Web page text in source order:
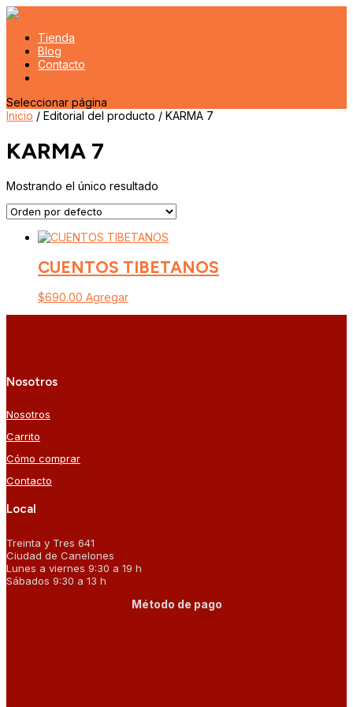
Tienda
Blog
Contacto
Seleccionar página
Inicio / Editorial del producto / KARMA 7
KARMA 7
Mostrando el único resultado
CUENTOS TIBETANOS
$690.00 Agregar
Nosotros
Nosotros
Carrito
Cómo comprar
Contacto
Local
Treinta y Tres 641
Ciudad de Canelones
Lunes a viernes 9:30 a 19 h
Sábados 9:30 a 13 h
Método de pago